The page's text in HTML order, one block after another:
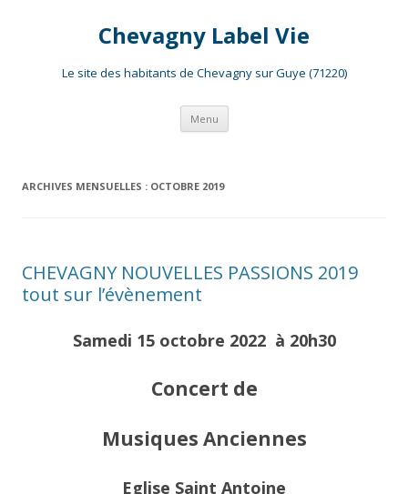
Chevagny Label Vie
Le site des habitants de Chevagny sur Guye (71220)
Menu Aller
contenu
ARCHIVES MENSUELLES : OCTOBRE 2019
CHEVAGNY NOUVELLES PASSIONS 2019
tout sur l’évènement
Samedi 15 octobre 2022 à 20h30
Concert de
Musiques Anciennes
Eglise Saint Antoine